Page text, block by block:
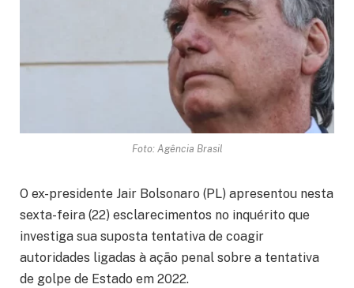
Foto: Agência Brasil
O ex-presidente Jair Bolsonaro (PL) apresentou nesta
sexta-feira (22) esclarecimentos no inquérito que
investiga sua suposta tentativa de coagir
autoridades ligadas à ação penal sobre a tentativa
de golpe de Estado em 2022.